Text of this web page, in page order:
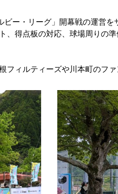
ー・リーグ」開幕戦の運営を
得点板の対応、球場周りの
ィルティーズや川本町のフ